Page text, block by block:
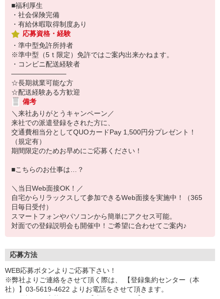
■福利厚生
・社会保険完備
・有給休暇取得制度あり
応募資格・経験
・準中型免許所持者
※準中型（5ｔ限定）免許ではご案内出来かねます。
・コンビニ配送経験者
――――――――
☆長期就業可能な方
☆配送経験ある方歓迎
備考
＼来社ありがとうキャンペーン／
来社での派遣登録をされた方に、
交通費相当分としてQUOカードPay 1,500円分プレゼント！
（規定有）
期間限定のためお早めにご応募ください！
■こちらのお仕事は…？
＼当日Web面接OK！／
自宅からリラックスして参加できるWeb面接を実施中！（365
日毎日受付）
スマートフォンやパソコンから簡単にアクセス可能。
対面での登録説明会も開催中！ご希望に合わせてご案内♪
応募方法
WEB応募ボタンよりご応募下さい！
※弊社よりご連絡をさせて頂く際は、 【登録集約センター（本
社）】03-5619-4622 よりお電話をさせて頂きます。